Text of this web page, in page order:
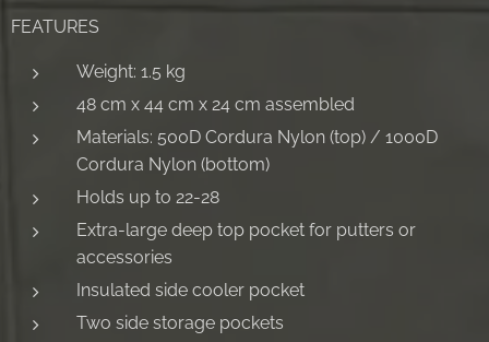
FEATURES
Weight: 1.5 kg
48 cm x 44 cm x 24 cm assembled
Materials: 500D Cordura Nylon (top) / 1000D
Cordura Nylon (bottom)
Holds up to 22-28
Extra-large deep top pocket for putters or
accessories
Insulated side cooler pocket
Two side storage pockets